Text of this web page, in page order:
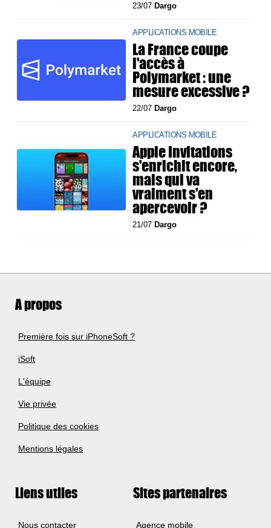
23/07Dargo
APPLICATIONS MOBILE
La France coupe
l'accès à
Polymarket : une
mesure excessive ?
22/07Dargo
APPLICATIONS MOBILE
Apple Invitations
s'enrichit encore,
mais qui va
vraiment s'en
apercevoir ?
21/07Dargo
A propos
Première fois sur iPhoneSoft ?
iSoft
L'équipe
Vie privée
Politique des cookies
Mentions légales
Liens utiles
Nous contacter
Sites partenaires
Agence mobile